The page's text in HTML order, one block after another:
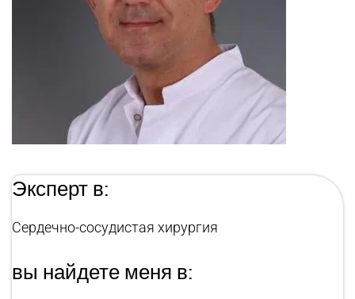
Эксперт в:
Сердечно-сосудистая хирургия
вы найдете меня в: